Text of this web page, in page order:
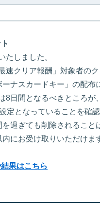
たしました。
速クリア報酬」対象者の
ナスカードキー」の配布
日間となるべきところが
となっていることを確認
ぎても削除されること
お受け取りいただけま
果はこちら